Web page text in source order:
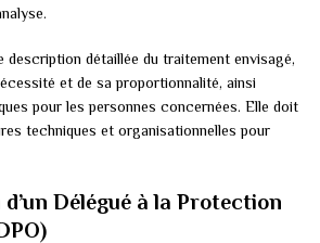
description détaillée du traitement envisagé,
et de sa proportionnalité, ainsi
pour les personnes concernées. Elle doit
techniques et organisationnelles pour
Délégué à la Protection